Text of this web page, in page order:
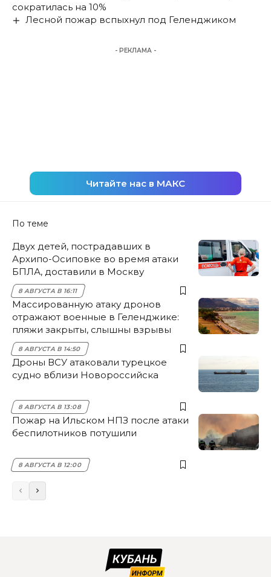
сократилась на 10%
Лесной пожар вспыхнул под Геленджиком
- РЕКЛАМА -
Читайте нас в МАКС
По теме
Двух детей, пострадавших в
Архипо-Осиповке во время атаки
БПЛА, доставили в Москву
8 АВГУСТА В 16:11
Массированную атаку дронов
отражают военные в Геленджике:
пляжи закрыты, слышны взрывы
8 АВГУСТА В 14:50
Дроны ВСУ атаковали турецкое
судно вблизи Новороссийска
8 АВГУСТА В 13:08
Пожар на Ильском НПЗ после атаки
беспилотников потушили
8 АВГУСТА В 12:00